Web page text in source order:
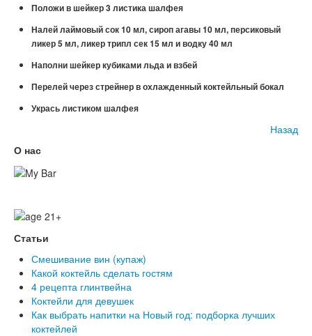
Положи в шейкер 3 листика шалфея
Налей лаймовый сок 10 мл, сироп агавы 10 мл, персиковый
ликер 5 мл, ликер трипл сек 15 мл и водку 40 мл
Наполни шейкер кубиками льда и взбей
Перелей через стрейнер в охлажденный коктейльный бокал
Укрась листиком шалфея
Назад
О нас
Статьи
Смешивание вин (купаж)
Какой коктейль сделать гостям
4 рецепта глинтвейна
Коктейли для девушек
Как выбрать напитки на Новый год: подборка лучших
коктейлей